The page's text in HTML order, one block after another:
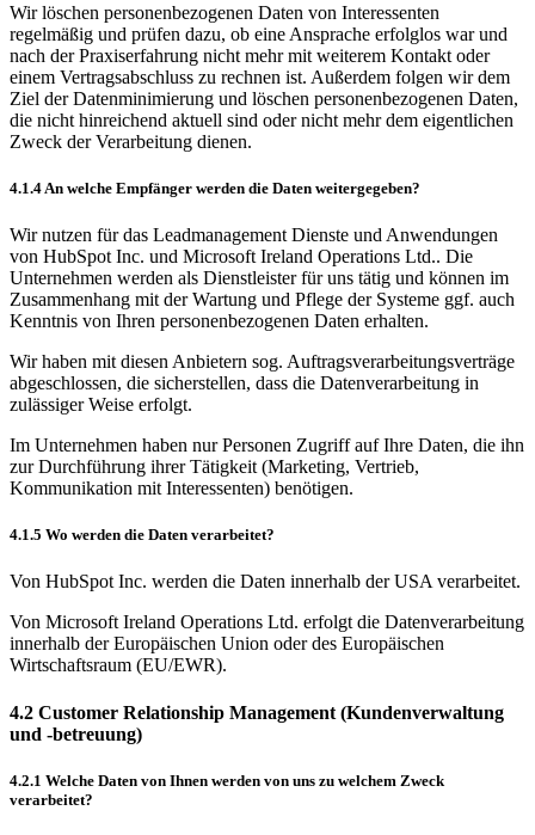
Wir löschen personenbezogenen Daten von Interessenten
regelmäßig und prüfen dazu, ob eine Ansprache erfolglos war und
nach der Praxiserfahrung nicht mehr mit weiterem Kontakt oder
einem Vertragsabschluss zu rechnen ist. Außerdem folgen wir dem
Ziel der Datenminimierung und löschen personenbezogenen Daten,
die nicht hinreichend aktuell sind oder nicht mehr dem eigentlichen
Zweck der Verarbeitung dienen.
4.1.4 An welche Empfänger werden die Daten weitergegeben?
Wir nutzen für das Leadmanagement Dienste und Anwendungen
von HubSpot Inc. und Microsoft Ireland Operations Ltd.. Die
Unternehmen werden als Dienstleister für uns tätig und können im
Zusammenhang mit der Wartung und Pflege der Systeme ggf. auch
Kenntnis von Ihren personenbezogenen Daten erhalten.
Wir haben mit diesen Anbietern sog. Auftragsverarbeitungsverträge
abgeschlossen, die sicherstellen, dass die Datenverarbeitung in
zulässiger Weise erfolgt.
Im Unternehmen haben nur Personen Zugriff auf Ihre Daten, die ihn
zur Durchführung ihrer Tätigkeit (Marketing, Vertrieb,
Kommunikation mit Interessenten) benötigen.
4.1.5 Wo werden die Daten verarbeitet?
Von HubSpot Inc. werden die Daten innerhalb der USA verarbeitet.
Von Microsoft Ireland Operations Ltd. erfolgt die Datenverarbeitung
innerhalb der Europäischen Union oder des Europäischen
Wirtschaftsraum (EU/EWR).
4.2 Customer Relationship Management (Kundenverwaltung
und -betreuung)
4.2.1 Welche Daten von Ihnen werden von uns zu welchem Zweck
verarbeitet?